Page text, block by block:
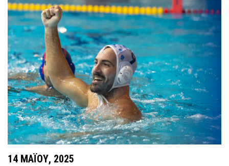
14 ΜΑΪ́ΟΥ, 2025